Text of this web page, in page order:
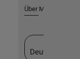
Über MathWorks
Deutschland